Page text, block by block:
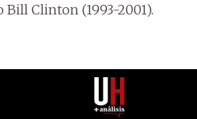
Clinton (1993-2001).